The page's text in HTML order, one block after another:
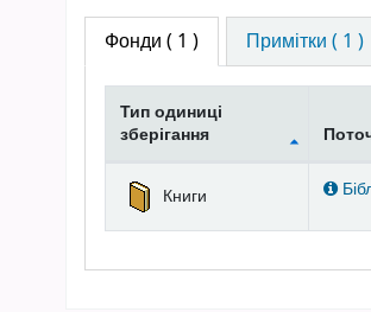
Фонди ( 1 ) Примітки ( 1 )
Тип одиниці
зберігання
Книги